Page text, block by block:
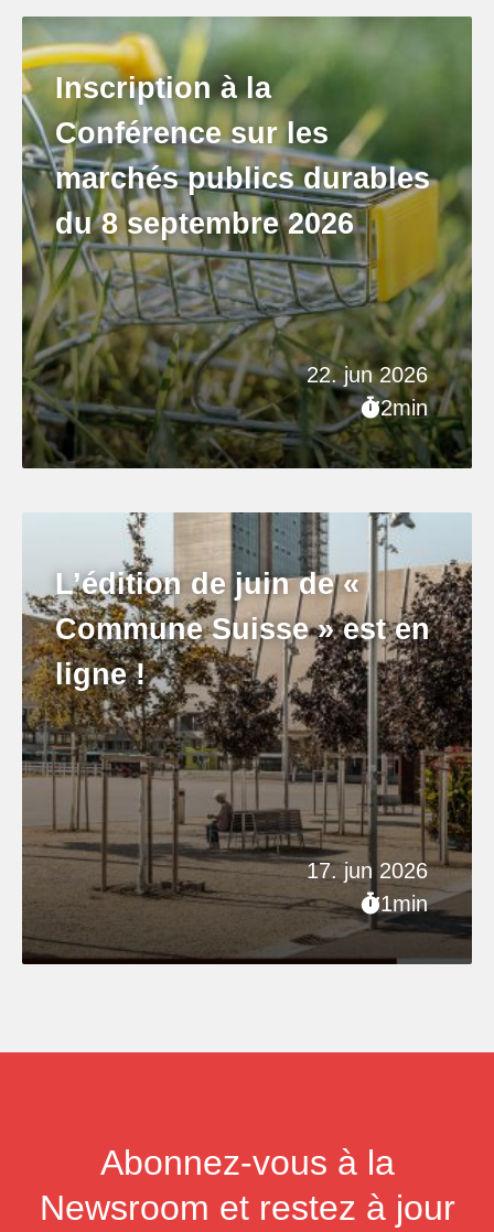
22. jun 2026
2min
Inscription à la
Conférence sur les
marchés publics durables
du 8 septembre 2026
17. jun 2026
1min
L’édition de juin de «
Commune Suisse » est en
ligne !
Abonnez-vous à la
Newsroom et restez à jour